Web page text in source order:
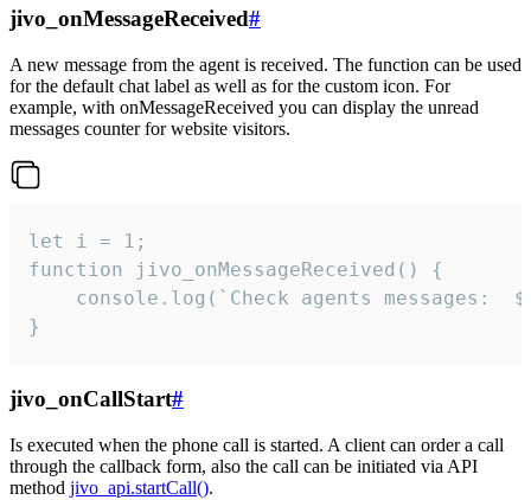
jivo_onMessageReceived#
A new message from the agent is received. The function can be used
for the default chat label as well as for the custom icon. For
example, with onMessageReceived you can display the unread
messages counter for website visitors.
let i = 1;
function jivo_onMessageReceived() {
}
jivo_onCallStart#
Is executed when the phone call is started. A client can order a call
through the callback form, also the call can be initiated via API
method jivo_api.startCall().